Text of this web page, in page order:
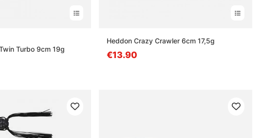
Turbo 9cm 19g
Heddon Crazy Crawler 6cm 17,5g
€13.90